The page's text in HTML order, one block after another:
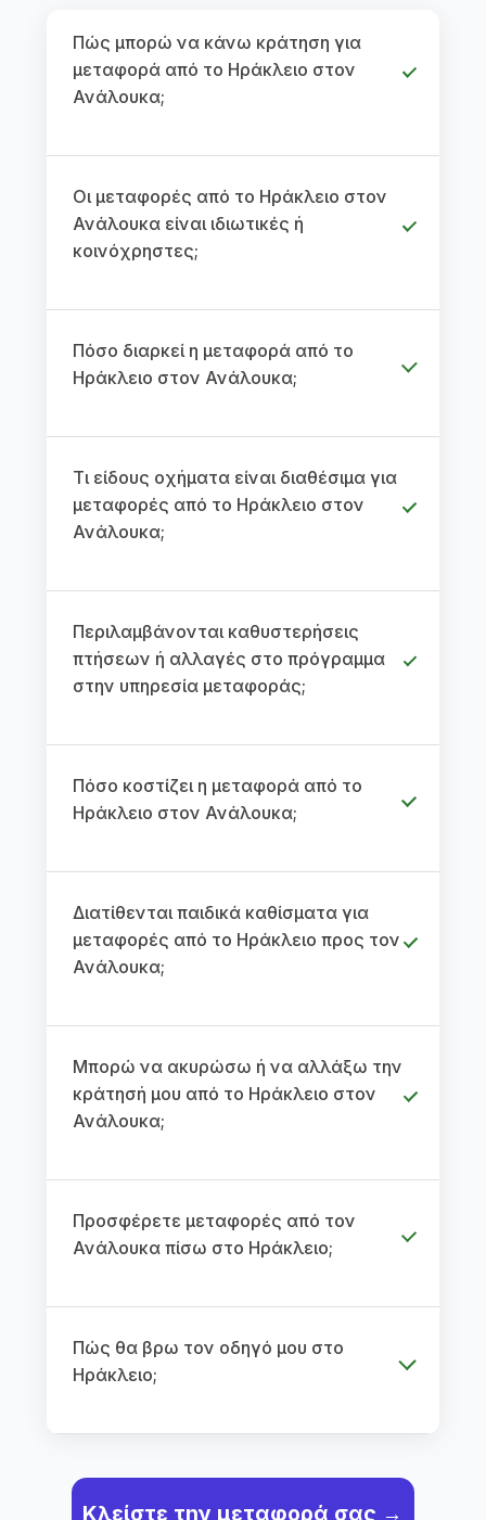
Πώς μπορώ να κάνω κράτηση για
μεταφορά από το Ηράκλειο στον
Ανάλουκα;
Οι μεταφορές από το Ηράκλειο στον
Ανάλουκα είναι ιδιωτικές ή
κοινόχρηστες;
Πόσο διαρκεί η μεταφορά από το
Ηράκλειο στον Ανάλουκα;
Τι είδους οχήματα είναι διαθέσιμα για
μεταφορές από το Ηράκλειο στον
Ανάλουκα;
Περιλαμβάνονται καθυστερήσεις
πτήσεων ή αλλαγές στο πρόγραμμα
στην υπηρεσία μεταφοράς;
Πόσο κοστίζει η μεταφορά από το
Ηράκλειο στον Ανάλουκα;
Διατίθενται παιδικά καθίσματα για
μεταφορές από το Ηράκλειο προς τον
Ανάλουκα;
Μπορώ να ακυρώσω ή να αλλάξω την
κράτησή μου από το Ηράκλειο στον
Ανάλουκα;
Προσφέρετε μεταφορές από τον
Ανάλουκα πίσω στο Ηράκλειο;
Πώς θα βρω τον οδηγό μου στο
Ηράκλειο;
Κλείστε την μεταφορά σας →